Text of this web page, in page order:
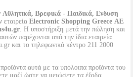
Αθλητικά, Βρεφικά - Παιδικά, Ενδυση
Electronic Shopping Greece ΑΕ
. Η υποστήριξη μετά την πώληση και
παρέχονται από την ίδια εταιρεία
και το τηλεφωνικό κέντρο 211 2000
αυτά με τα υπόλοιπα προϊόντα του
μαζί ώστε να μειώσετε τα έξοδα